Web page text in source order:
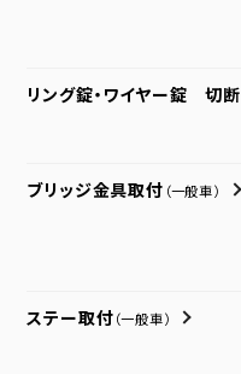
リング錠・ワイヤー錠 切断
ブリッジ金具取付 （一般車）
ステー取付 （一般車）